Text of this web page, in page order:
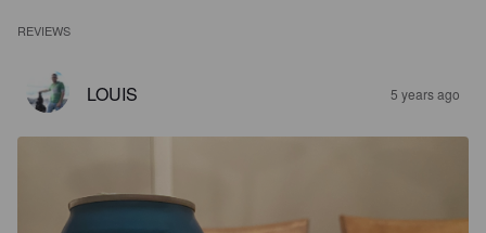
REVIEWS
LOUIS 5 years ago